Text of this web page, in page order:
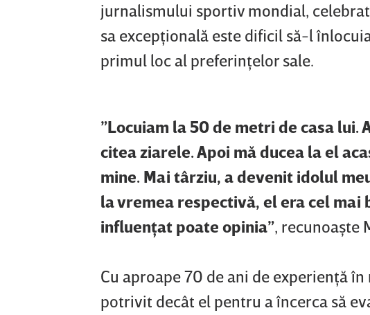
jurnalismului sportiv mondial,
sa excepţională este dificil să-l
primul loc al preferinţelor sale.
”Locuiam la 50 de metri de casa lui.
citea ziarele. Apoi mă ducea la el
mine. Mai târziu, a devenit idolul
la vremea respectivă, el era cel mai
influenţat poate opinia”, recunoaşte
Cu aproape 70 de ani de experienţă
potrivit decât el pentru a încerca să